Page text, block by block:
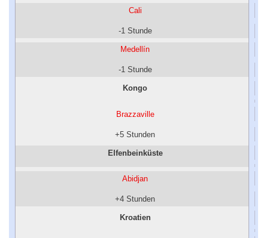
Cali
-1 Stunde
Medellín
-1 Stunde
Kongo
Brazzaville
+5 Stunden
Elfenbeinküste
Abidjan
+4 Stunden
Kroatien